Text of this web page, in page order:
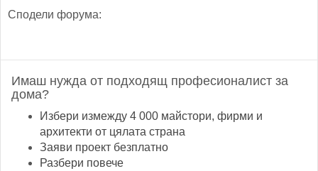
Сподели форума:
Имаш нужда от подходящ професионалист за
дома?
Избери измежду 4 000 майстори, фирми и
архитекти от цялата страна
Заяви проект безплатно
Разбери повече